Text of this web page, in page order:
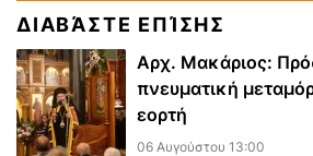
ΔΙΑΒΆΣΤΕ ΕΠΊΣΗΣ
Αρχ. Μακάριος:
πνευματική
εορτή
06 Αυγούστου 13:00